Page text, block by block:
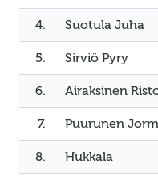
4. Suotula Juha
5. Sirviö Pyry
6. Airaksinen
7. Puurunen
8. Hukkala